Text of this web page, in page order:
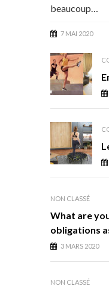
beaucoup…
7 MAI 2020
NON CLASSÉ
What are
obligations
3 MARS 2020
NON CLASSÉ